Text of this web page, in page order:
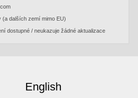
dalších zemí mimo EU)
dostupné / neukazuje žádné aktualizace
English